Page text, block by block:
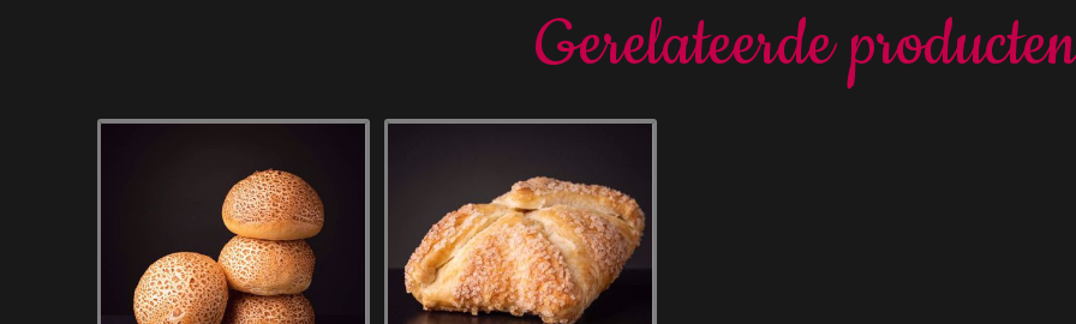
Gerelateerde